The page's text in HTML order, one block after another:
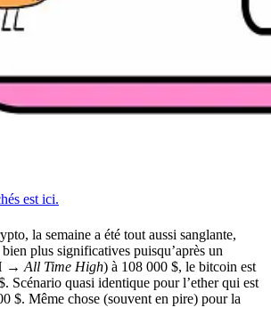
est ici.
la semaine a été tout aussi sanglante,
bien plus significatives puisqu’après un
→ All Time High) à 108 000 $, le bitcoin est
Scénario quasi identique pour l’ether qui est
$. Même chose (souvent en pire) pour la